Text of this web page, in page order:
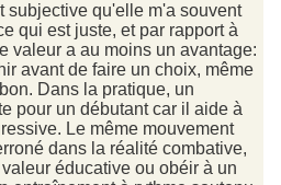
subjective qu'elle m'a souvent
qui est juste, et par rapport à
valeur a au moins un avantage:
avant de faire un choix, même
Dans la pratique, un
pour un débutant car il aide à
Le même mouvement
dans la réalité combative,
éducative ou obéir à un